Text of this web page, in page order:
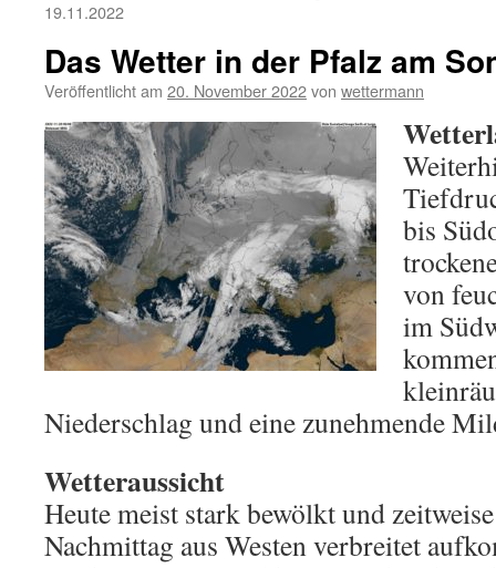
19.11.2022
Das Wetter in der Pfalz am
Veröffentlicht am 20. November 2022von wettermann
bis
von
im
Niederschlag und eine zunehmende
Wetteraussicht
Heute meist stark bewölkt und
Nachmittag aus Westen verbreitet